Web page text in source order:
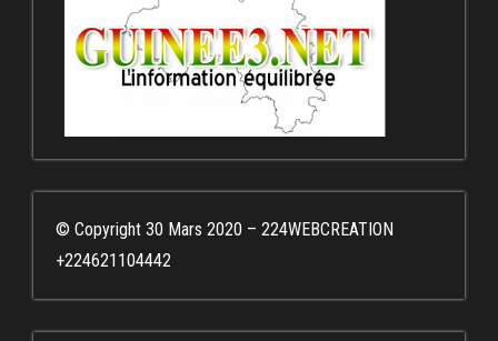
© Copyright 30 Mars 2020 – 224WEBCREATION
+224621104442